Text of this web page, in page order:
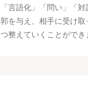
「言語化」「問い」「
郭を与え、相手に受け
つ整えていくことができ